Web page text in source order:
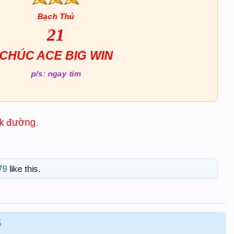
Bạch Thủ
21
CHÚC ACE BIG WIN
p/s: ngay tim
đường.
like this.